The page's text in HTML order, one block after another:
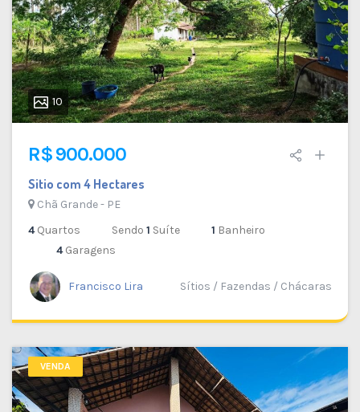
10
R$ 900.000
Sitio com 4 Hectares
Chã Grande - PE
4Quartos Sendo 1 Suíte 1 Banheiro
4Garagens
Francisco Lira Sítios / Fazendas / Chácaras
VENDA